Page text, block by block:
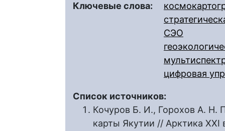
Ключевые слова:
СЭО
цифровая
Список источников:
Кочуров Б. И., Горохов А. Н.
карты Якутии // Арктика XXI